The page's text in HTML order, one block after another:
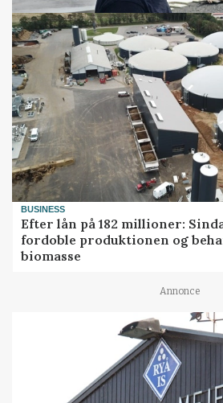
BUSINESS
Efter lån på 182 millioner:
fordoble produktionen og
biomasse
Annonce